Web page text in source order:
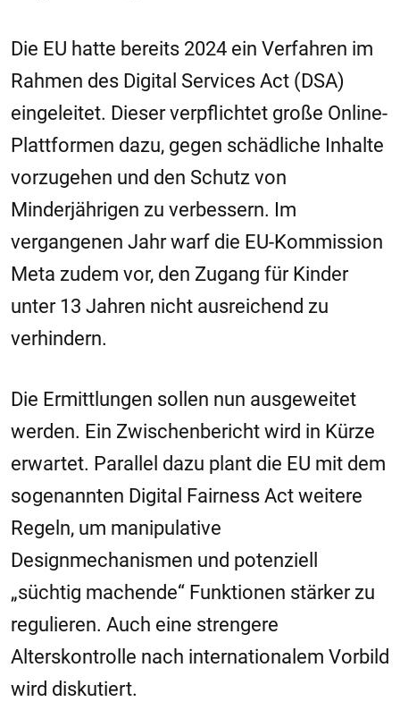
Die EU hatte bereits 2024 ein Verfahren im
Rahmen des Digital Services Act (DSA)
eingeleitet. Dieser verpflichtet große Online-
Plattformen dazu, gegen schädliche Inhalte
vorzugehen und den Schutz von
Minderjährigen zu verbessern. Im
vergangenen Jahr warf die EU-Kommission
Meta zudem vor, den Zugang für Kinder
unter 13 Jahren nicht ausreichend zu
verhindern.
Die Ermittlungen sollen nun ausgeweitet
werden. Ein Zwischenbericht wird in Kürze
erwartet. Parallel dazu plant die EU mit dem
sogenannten Digital Fairness Act weitere
Regeln, um manipulative
Designmechanismen und potenziell
„süchtig machende“ Funktionen stärker zu
regulieren. Auch eine strengere
Alterskontrolle nach internationalem Vorbild
wird diskutiert.